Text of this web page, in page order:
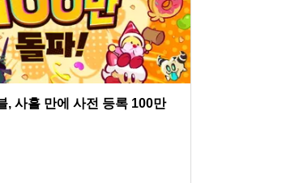
, 사흘 만에 사전 등록 100만